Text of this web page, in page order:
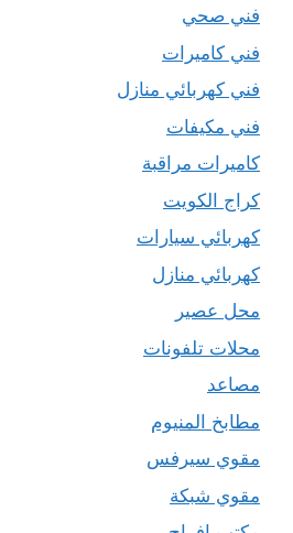
فني صحي
فني كاميرات
فني كهربائي منازل
فني مكيفات
كاميرات مراقبة
كراج الكويت
كهربائي سيارات
كهربائي منازل
محل عصير
محلات تلفونات
مصاعد
مطابخ المنيوم
مقوي سيرفس
مقوي شبكة